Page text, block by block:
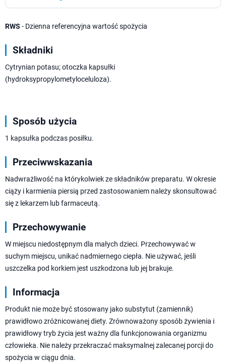
RWS - Dzienna referencyjna wartość spożycia
Składniki
Cytrynian potasu; otoczka kapsułki
(hydroksypropylometyloceluloza).
Sposób użycia
1 kapsułka podczas posiłku.
Przeciwwskazania
Nadwrażliwość na którykolwiek ze składników preparatu. W okresie
ciąży i karmienia piersią przed zastosowaniem należy skonsultować
się z lekarzem lub farmaceutą.
Przechowywanie
W miejscu niedostępnym dla małych dzieci. Przechowywać w
suchym miejscu, unikać nadmiernego ciepła. Nie używać, jeśli
uszczelka pod korkiem jest uszkodzona lub jej brakuje.
Informacja
Produkt nie może być stosowany jako substytut (zamiennik)
prawidłowo zróżnicowanej diety. Zrównoważony sposób żywienia i
prawidłowy tryb życia jest ważny dla funkcjonowania organizmu
człowieka. Nie należy przekraczać maksymalnej zalecanej porcji do
spożycia w ciągu dnia.